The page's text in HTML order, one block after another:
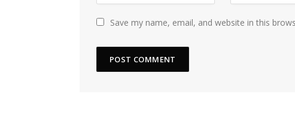
Save my name, email, and website in this